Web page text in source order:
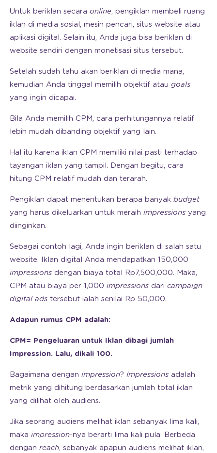
Untuk beriklan secara online, pengiklan membeli ruang
iklan di media sosial, mesin pencari, situs website atau
aplikasi digital. Selain itu, Anda juga bisa beriklan di
website sendiri dengan monetisasi situs tersebut.
Setelah sudah tahu akan beriklan di media mana,
kemudian Anda tinggal memilih objektif atau goals
yang ingin dicapai.
Bila Anda memilih CPM, cara perhitungannya relatif
lebih mudah dibanding objektif yang lain.
Hal itu karena iklan CPM memiliki nilai pasti terhadap
tayangan iklan yang tampil. Dengan begitu, cara
hitung CPM relatif mudah dan terarah.
Pengiklan dapat menentukan berapa banyak budget
yang harus dikeluarkan untuk meraih impressions yang
diinginkan.
Sebagai contoh lagi, Anda ingin beriklan di salah satu
website. Iklan digital Anda mendapatkan 150,000
impressions dengan biaya total Rp7,500,000. Maka,
CPM atau biaya per 1,000 impressions dari campaign
digital ads tersebut ialah senilai Rp 50,000.
Adapun rumus CPM adalah:
CPM= Pengeluaran untuk Iklan dibagi jumlah
Impression. Lalu, dikali 100.
Bagaimana dengan impression? Impressions adalah
metrik yang dihitung berdasarkan jumlah total iklan
yang dilihat oleh audiens.
Jika seorang audiens melihat iklan sebanyak lima kali,
maka impression-nya berarti lima kali pula. Berbeda
dengan reach, sebanyak apapun audiens melihat iklan,